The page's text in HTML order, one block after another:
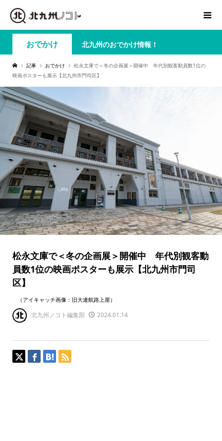
おでかけ 北九州のおでかけ情報！
記事 おでかけ
松永文庫で＜冬の企画展＞開催中 年代別観客動員数1位の
映画ポスターも展示【北九州市門司区】
松永文庫で＜冬の企画展＞開催中 年代別観客動
員数1位の映画ポスターも展示【北九州市門司
区】
（アイキャッチ画像：旧大連航路上屋）
北九州ノコト編集部 2024.01.14